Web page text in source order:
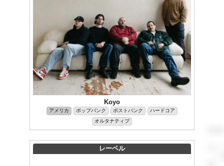
Koyo
アメリカ ポップパンク ポストパンク
ハードコア
オルタナティブ
レーベル